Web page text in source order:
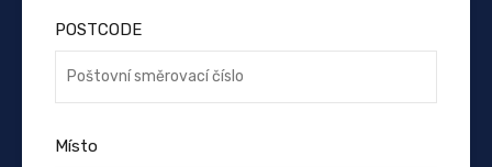
POSTCODE
Místo